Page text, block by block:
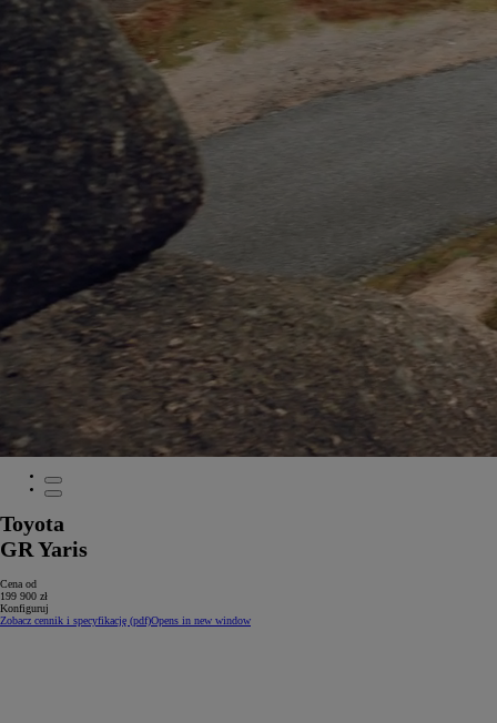
Toyota
GR Yaris
Cena od
199 900 zł
Konfiguruj
Zobacz cennik i specyfikację (pdf)Opens in new window